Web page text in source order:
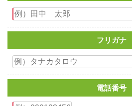
フリガナ
電話番号